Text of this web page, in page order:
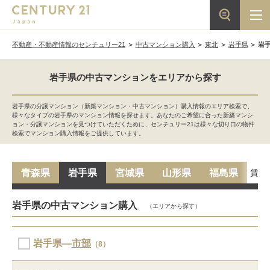
不動産・不動産情報のセンチュリー21 中古マンション購入 東北 岩手県 岩
岩手県の中古マンションをエリアから探す
岩手県の分譲マンション（新築マンション・中古マンション）購入情報のエリア検索で、
様々なタイプの岩手県のマンション情報を探せます。あなたのご希望に合った新築マンシ
ョン・分譲マンションを見つけていただくために、センチュリー21は様々な切り口の物件
検索でマンション購入情報をご提供しています。
青森県 岩手県 宮城県 山形県 福島県 賃貸
岩手県の中古マンション購入 （エリアから探す）
岩手県―市部 （8）